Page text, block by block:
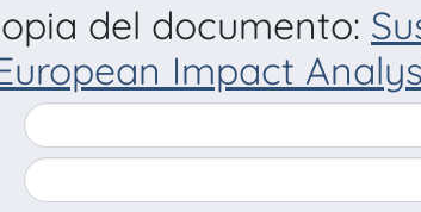
del documento:
Impact